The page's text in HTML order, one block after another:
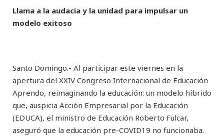
Llama a la audacia y la unidad para impulsar un
modelo exitoso
Santo Domingo.- Al participar este viernes en la
apertura del XXIV Congreso Internacional de Educación
Aprendo, reimaginando la educación: un modelo híbrido
que, auspicia Acción Empresarial por la Educación
(EDUCA), el ministro de Educación Roberto Fulcar,
aseguró que la educación pre-COVID19 no funcionaba.